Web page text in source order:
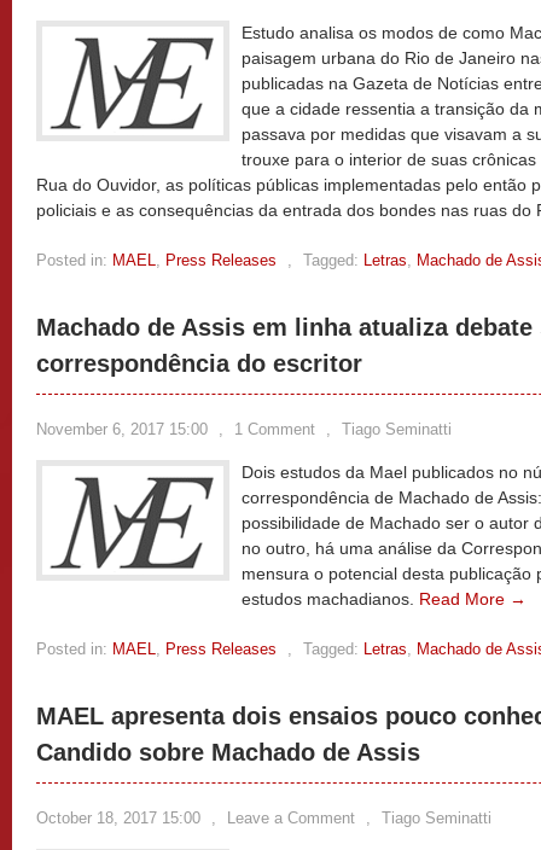
Estudo analisa os modos de como
paisagem urbana do Rio de Janeiro
publicadas na Gazeta de Notícias
que a cidade ressentia a transição da
passava por medidas que visavam a
trouxe para o interior de suas
Rua do Ouvidor, as políticas públicas implementadas pelo então
policiais e as consequências da entrada dos bondes nas ruas
Posted in: MAEL, Press Releases , Tagged: Letras, Machado de
Machado de Assis em linha atualiza debate
correspondência do escritor
November 6, 2017 15:00 , 1 Comment , Tiago Seminatti
Dois estudos da Mael publicados no
correspondência de Machado de
possibilidade de Machado ser o autor
no outro, há uma análise da
mensura o potencial desta publicação
estudos machadianos. Read More →
Posted in: MAEL, Press Releases , Tagged: Letras, Machado de
MAEL apresenta dois ensaios pouco
Candido sobre Machado de Assis
October 18, 2017 15:00 , Leave a Comment , Tiago Seminatti